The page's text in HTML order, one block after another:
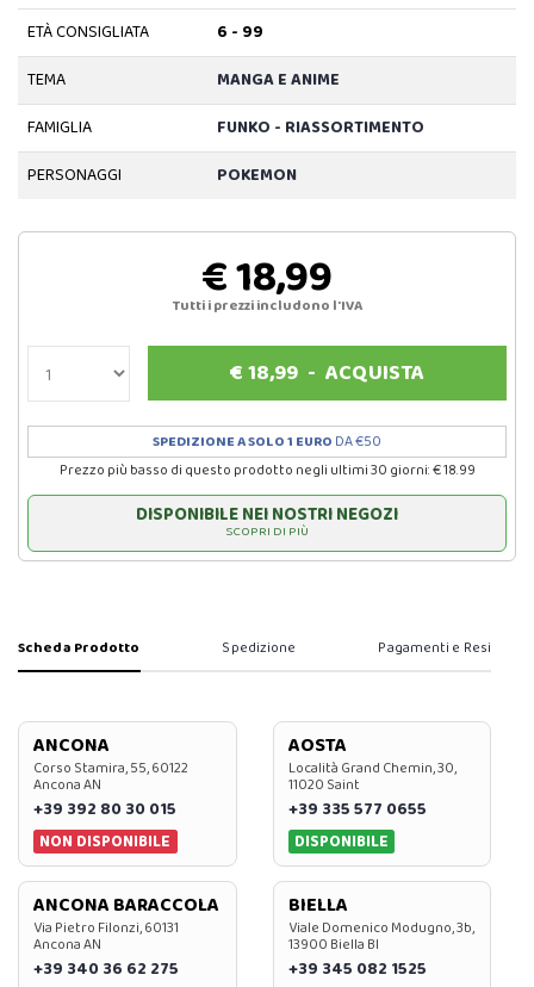
ETÀ CONSIGLIATA
6 - 99
TEMA
MANGA E ANIME
FAMIGLIA
FUNKO - RIASSORTIMENTO
PERSONAGGI
POKEMON
€ 18,99
Tutti i prezzi includono l'IVA
€18,99 -ACQUISTA
SPEDIZIONE A SOLO 1 EURO DA €50
Prezzo più basso di questo prodotto negli ultimi 30 giorni: € 18.99
DISPONIBILE NEI NOSTRI NEGOZI
SCOPRI DI PIÙ
Scheda Prodotto Spedizione Pagamenti e Resi
ANCONA
Corso Stamira, 55, 60122
Ancona AN
+39 392 80 30 015
NON DISPONIBILE
AOSTA
Località Grand Chemin, 30,
11020 Saint
+39 335 577 0655
DISPONIBILE
ANCONA BARACCOLA
Via Pietro Filonzi, 60131
Ancona AN
+39 340 36 62 275
BIELLA
Viale Domenico Modugno, 3b,
13900 Biella BI
+39 345 082 1525